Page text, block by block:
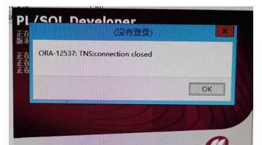
者
我
客
论
的
我